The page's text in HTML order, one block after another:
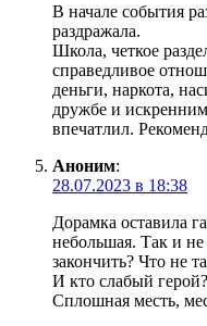
В начале события
раздражала.
Школа, четкое
справедливое
деньги, наркота,
дружбе и
впечатлил.
Аноним:
28.07.2023 в 18:38
Дорамка оставила
небольшая. Так и
закончить? Что не
И кто слабый
Сплошная месть,